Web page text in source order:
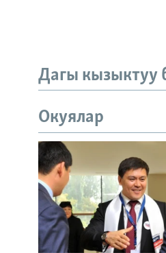
Дагы кызыктуу
Окуялар